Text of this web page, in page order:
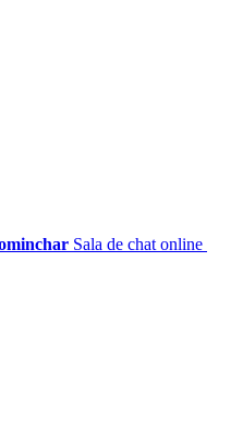
Sala de chat online